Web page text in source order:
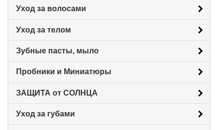
Уход за волосами
Уход за телом
Зубные пасты, мыло
Пробники и Миниатюры
ЗАЩИТА от СОЛНЦА
Уход за губами